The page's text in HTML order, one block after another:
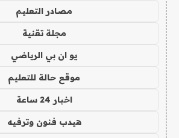
مصادر التعليم
مجلة تقنية
يو ان بي الرياضي
موقع حالة للتعليم
اخبار 24 ساعة
هيدب فنون وترفيه